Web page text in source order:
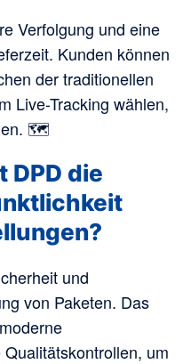
Verfolgung und eine
Kunden können
der traditionellen
Live-Tracking wählen,
🗺️
DPD die
und
von Paketen. Das
um